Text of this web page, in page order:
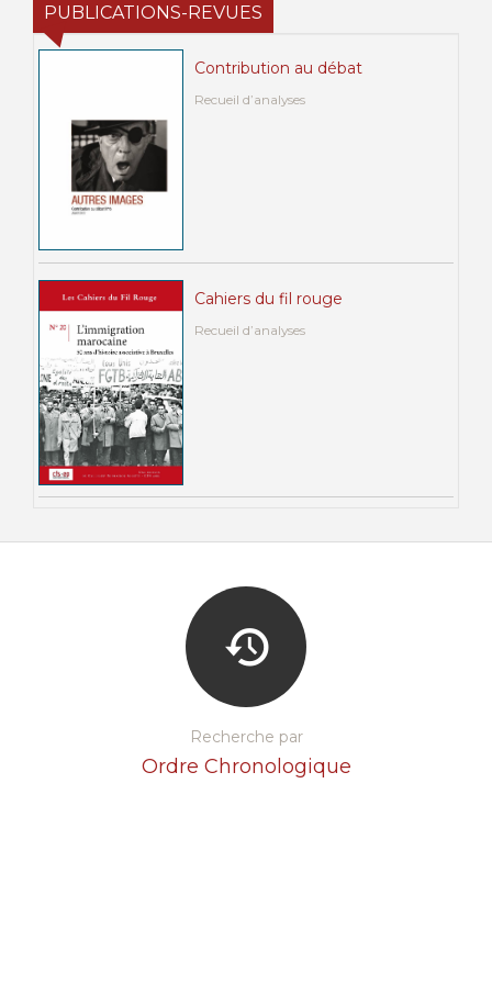
PUBLICATIONS-REVUES
Contribution au débat
Recueil d’analyses
Cahiers du fil rouge
Recueil d’analyses
Recherche par
Ordre Chronologique